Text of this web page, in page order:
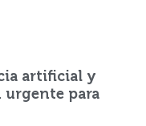
artificial y
urgente para